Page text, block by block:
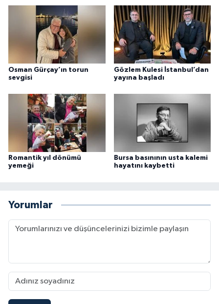
Osman Gürçay’ın torun
sevgisi
Gözlem Kulesi İstanbul’dan
yayına başladı
Romantik yıl dönümü
yemeği
Bursa basınının usta kalemi
hayatını kaybetti
Yorumlar